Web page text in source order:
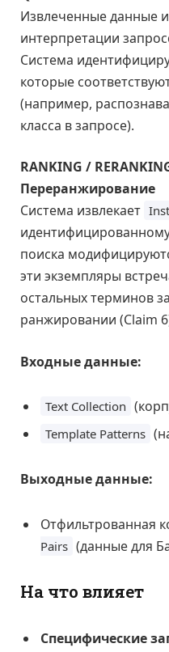
Извлеченные данные
интерпретации
Система
которые
(например,
класса в запросе).
RANKING /
Переранжирование
Система извлекает
идентифицированному
поиска
эти экземпляры
остальных терминов
ранжировании (Claim
Входные данные:
Text Collection
Template Patterns
Выходные данные:
Отфильтрованная
Pairs (данные для
На что влияет
Специфические